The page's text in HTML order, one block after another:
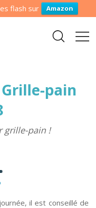
flash sur Amazon
pain
grille-pain !
il est conseillé de